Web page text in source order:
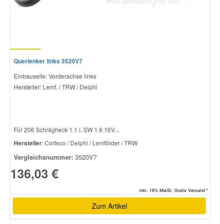
Querlenker links 3520V7
Einbauseite: Vorderachse links
Hersteller: Lemf. / TRW / Delphi
Für 206 Schrägheck 1.1 i, SW 1.6 16V...
Hersteller: Corteco / Delphi / Lemförder / TRW
Vergleichsnummer: 3520V7
136,03 €
inkl. 19% MwSt. Gratis Versand *
Zum Artikel